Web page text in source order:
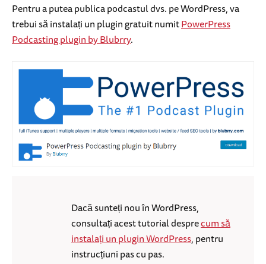
Pentru a putea publica podcastul dvs. pe WordPress, va
trebui să instalați un plugin gratuit numitPowerPress
Podcasting plugin by Blubrry.
Dacă sunteți nou în WordPress,
consultați acest tutorial desprecum să
instalați un plugin WordPress, pentru
instrucțiuni pas cu pas.